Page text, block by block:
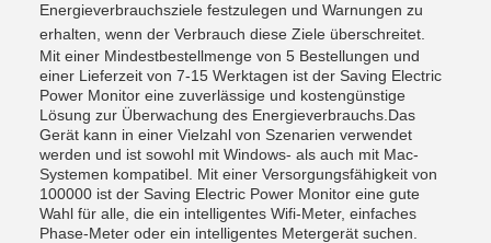
Energieverbrauchsziele festzulegen und Warnungen zu
erhalten, wenn der Verbrauch diese Ziele überschreitet.
Mit einer Mindestbestellmenge von 5 Bestellungen und
einer Lieferzeit von 7-15 Werktagen ist der Saving Electric
Power Monitor eine zuverlässige und kostengünstige
Lösung zur Überwachung des Energieverbrauchs.Das
Gerät kann in einer Vielzahl von Szenarien verwendet
werden und ist sowohl mit Windows- als auch mit Mac-
Systemen kompatibel. Mit einer Versorgungsfähigkeit von
100000 ist der Saving Electric Power Monitor eine gute
Wahl für alle, die ein intelligentes Wifi-Meter, einfaches
Phase-Meter oder ein intelligentes Metergerät suchen.